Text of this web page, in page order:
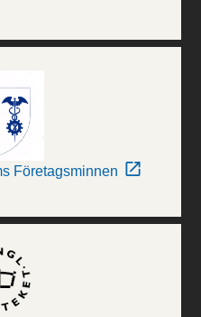
Företagsminnen